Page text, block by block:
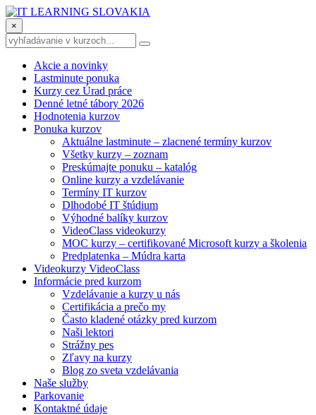
×
Akcie a novinky
Lastminute ponuka
Kurzy cez Úrad práce
Denné letné tábory 2026
Hodnotenia kurzov
Ponuka kurzov
Aktuálne lastminute – zlacnené termíny kurzov
Všetky kurzy – zoznam
Preskúmajte ponuku – katalóg
Online kurzy a vzdelávanie
Termíny IT kurzov
Dlhodobé IT štúdium
Výhodné balíky kurzov
VideoClass videokurzy
MOC kurzy – certifikované Microsoft kurzy a školenia
Predplatenka – Múdra karta
Videokurzy VideoClass
Informácie pred kurzom
Vzdelávanie a kurzy u nás
Certifikácia a prečo my
Často kladené otázky pred kurzom
Naši lektori
Strážny pes
Zľavy na kurzy
Blog zo sveta vzdelávania
Naše služby
Parkovanie
Kontaktné údaje